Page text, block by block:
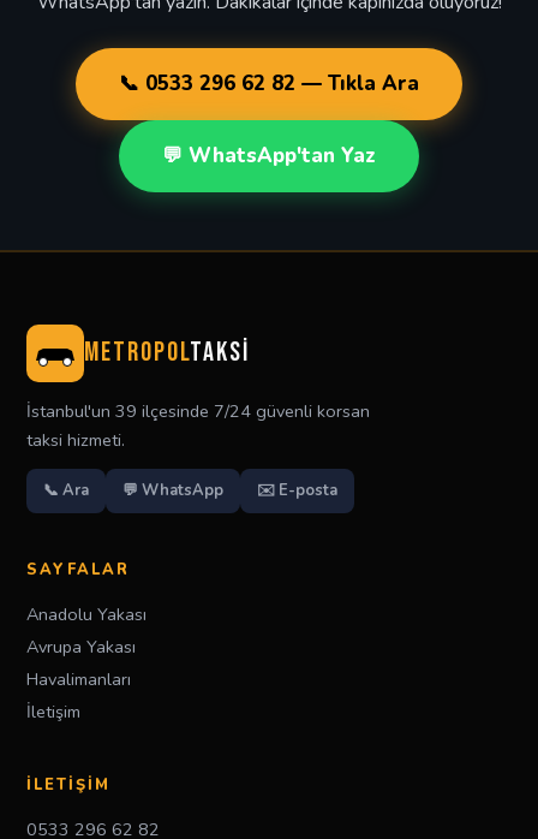
📞 0533 296 62 82 — Tıkla Ara
💬 WhatsApp'tan Yaz
METROPOLTAKSİ
İstanbul'un 39 ilçesinde 7/24 güvenli korsan
taksi hizmeti.
📞 Ara 💬 WhatsApp ✉️ E-posta
SAYFALAR
Anadolu Yakası
Avrupa Yakası
Havalimanları
İletişim
İLETIŞIM
0533 296 62 82